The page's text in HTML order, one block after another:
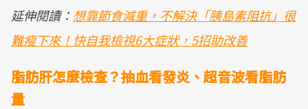
延伸閱讀： 想靠節食減重，不解決「胰島素阻抗」很
難瘦下來！快自我檢視6大症狀，5招助改善
脂肪肝怎麼檢查？抽血看發炎、超音波看脂肪
量